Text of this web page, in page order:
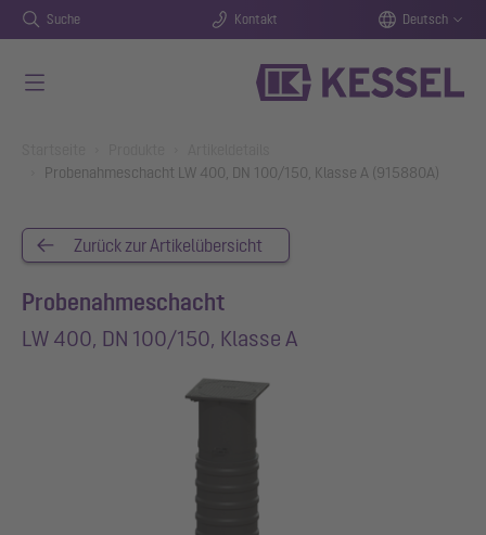
Suche Kontakt Deutsch
Probenahmeschacht LW 400, DN 100/150, Klasse A (915880A)
Zurück zur Artikelübersicht
Probenahmeschacht
LW 400, DN 100/150, Klasse A